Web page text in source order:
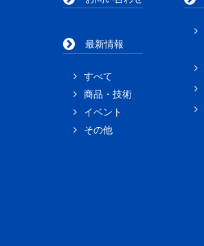
最新情報
すべて
商品・技術
イベント
その他